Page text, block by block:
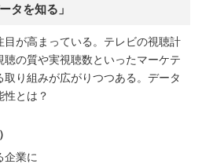
タを知る」
が高まっている。テレビの視聴計
の質や実視聴数といったマーケテ
取り組みが広がりつつある。データ
性とは？
企業に